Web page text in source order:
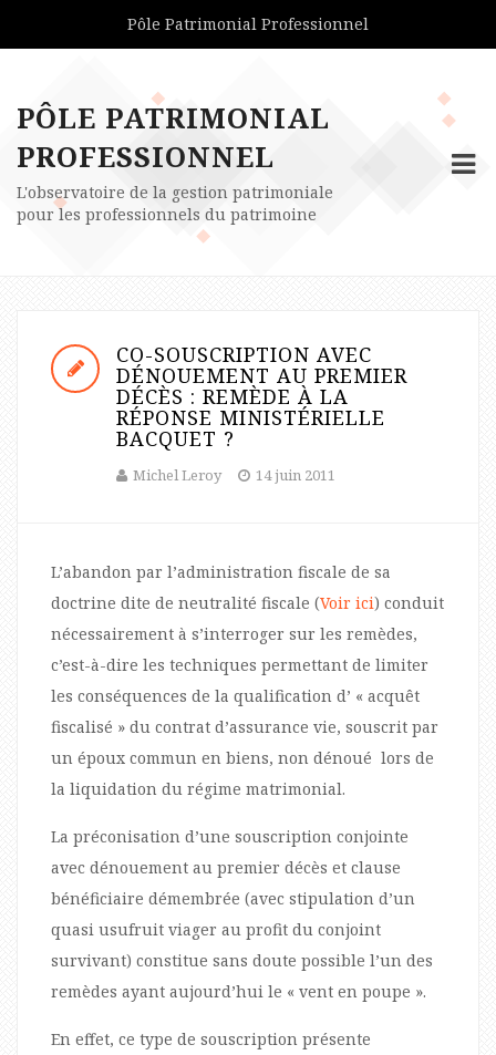
Pôle Patrimonial Professionnel
PÔLE PATRIMONIAL
PROFESSIONNEL
L'observatoire de la gestion patrimoniale
pour les professionnels du patrimoine
CO-SOUSCRIPTION AVEC
DÉNOUEMENT AU PREMIER
DÉCÈS : REMÈDE À LA
RÉPONSE MINISTÉRIELLE
BACQUET ?
Michel Leroy 14 juin 2011
L’abandon par l’administration fiscale de sa
doctrine dite de neutralité fiscale (Voir ici) conduit
nécessairement à s’interroger sur les remèdes,
c’est-à-dire les techniques permettant de limiter
les conséquences de la qualification d’ « acquêt
fiscalisé » du contrat d’assurance vie, souscrit par
un époux commun en biens, non dénoué lors de
la liquidation du régime matrimonial.
La préconisation d’une souscription conjointe
avec dénouement au premier décès et clause
bénéficiaire démembrée (avec stipulation d’un
quasi usufruit viager au profit du conjoint
survivant) constitue sans doute possible l’un des
remèdes ayant aujourd’hui le « vent en poupe ».
En effet, ce type de souscription présente